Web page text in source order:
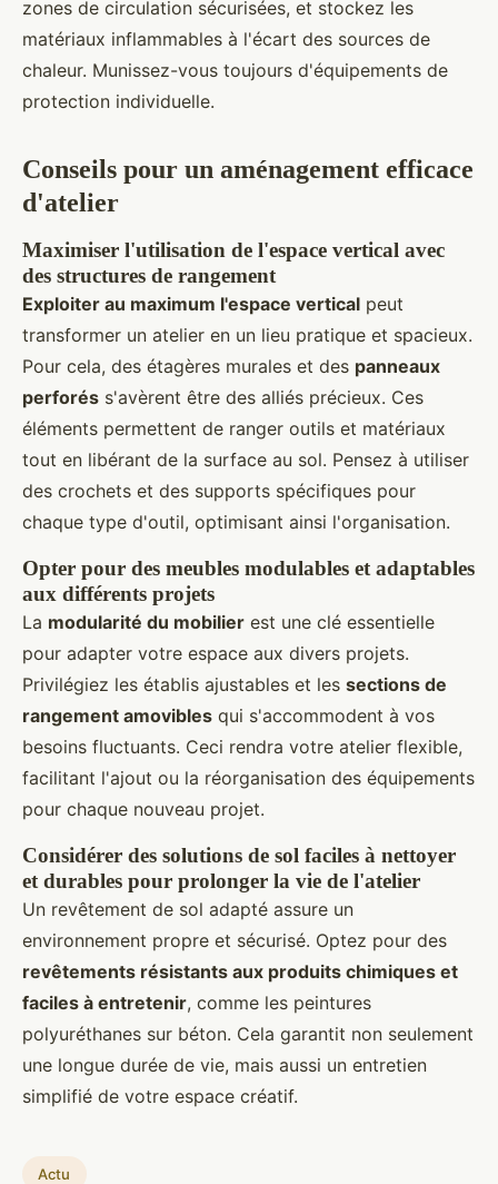
zones de circulation sécurisées, et stockez les
matériaux inflammables à l'écart des sources de
chaleur. Munissez-vous toujours d'équipements de
protection individuelle.
Conseils pour un aménagement efficace
d'atelier
Maximiser l'utilisation de l'espace vertical avec
des structures de rangement
Exploiter au maximum l'espace vertical peut
transformer un atelier en un lieu pratique et spacieux.
Pour cela, des étagères murales et des panneaux
perforés s'avèrent être des alliés précieux. Ces
éléments permettent de ranger outils et matériaux
tout en libérant de la surface au sol. Pensez à utiliser
des crochets et des supports spécifiques pour
chaque type d'outil, optimisant ainsi l'organisation.
Opter pour des meubles modulables et adaptables
aux différents projets
La modularité du mobilier est une clé essentielle
pour adapter votre espace aux divers projets.
Privilégiez les établis ajustables et les sections de
rangement amovibles qui s'accommodent à vos
besoins fluctuants. Ceci rendra votre atelier flexible,
facilitant l'ajout ou la réorganisation des équipements
pour chaque nouveau projet.
Considérer des solutions de sol faciles à nettoyer
et durables pour prolonger la vie de l'atelier
Un revêtement de sol adapté assure un
environnement propre et sécurisé. Optez pour des
revêtements résistants aux produits chimiques et
faciles à entretenir, comme les peintures
polyuréthanes sur béton. Cela garantit non seulement
une longue durée de vie, mais aussi un entretien
simplifié de votre espace créatif.
Actu